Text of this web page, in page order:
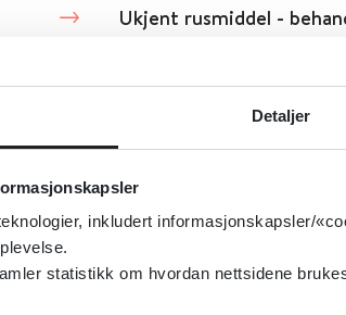
Detaljer
inkludert informasjonskapsler/
statistikk om hvordan nettsidene
Ukjent rusmiddel -
UiT Norges arktiske
Detaljer
Ugeskrift for læger: